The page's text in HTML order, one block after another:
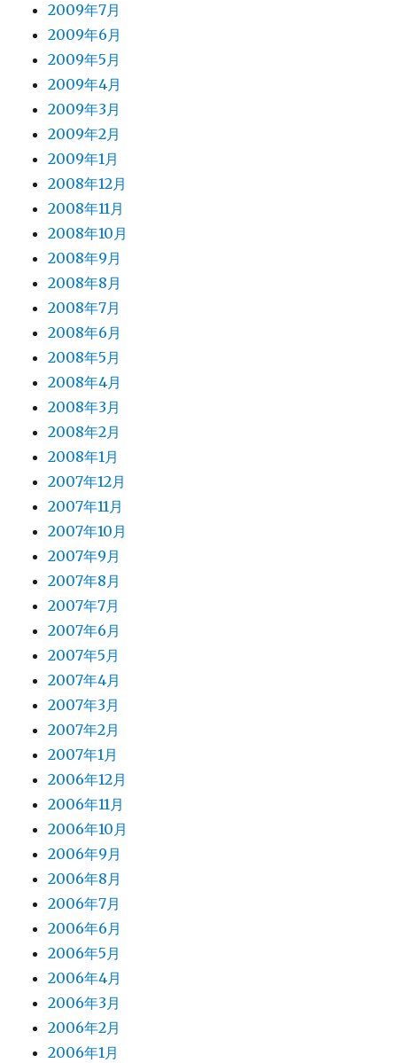
2009年7月
2009年6月
2009年5月
2009年4月
2009年3月
2009年2月
2009年1月
2008年12月
2008年11月
2008年10月
2008年9月
2008年8月
2008年7月
2008年6月
2008年5月
2008年4月
2008年3月
2008年2月
2008年1月
2007年12月
2007年11月
2007年10月
2007年9月
2007年8月
2007年7月
2007年6月
2007年5月
2007年4月
2007年3月
2007年2月
2007年1月
2006年12月
2006年11月
2006年10月
2006年9月
2006年8月
2006年7月
2006年6月
2006年5月
2006年4月
2006年3月
2006年2月
2006年1月